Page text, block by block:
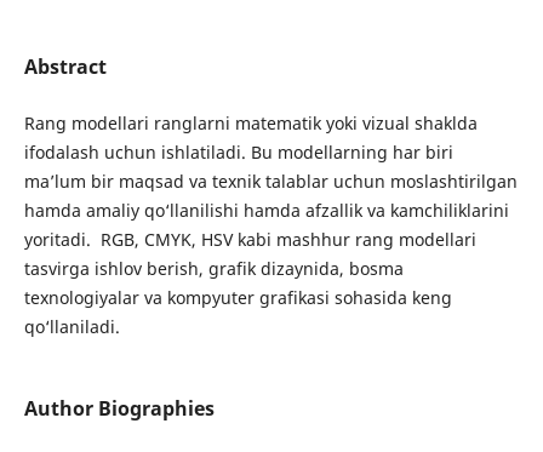
Abstract
Rang modellari ranglarni matematik yoki vizual shaklda
ifodalash uchun ishlatiladi. Bu modellarning har biri
ma’lum bir maqsad va texnik talablar uchun moslashtirilgan
hamda amaliy qo‘llanilishi hamda afzallik va kamchiliklarini
yoritadi. RGB, CMYK, HSV kabi mashhur rang modellari
tasvirga ishlov berish, grafik dizaynida, bosma
texnologiyalar va kompyuter grafikasi sohasida keng
qo‘llaniladi.
Author Biographies